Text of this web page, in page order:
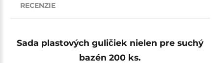
RECENZIE
Sada plastových guličiek nielen pre suchý
bazén 200 ks.